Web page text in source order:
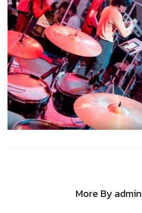
More By admin